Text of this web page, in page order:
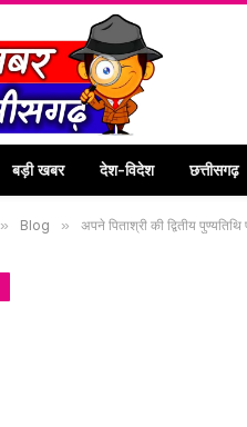
बड़ी खबर देश-विदेश छत्तीसगढ़
» Blog » अपने पिताश्री की द्वितीय